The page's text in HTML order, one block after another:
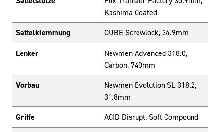
Kashima Coated
Sattelklemmung CUBE Screwlock, 34.9mm
Lenker
Newmen Advanced 318.0,
Carbon, 740mm
Vorbau
Newmen Evolution SL 318.2,
31.8mm
Griffe ACID Disrupt, Soft Compound